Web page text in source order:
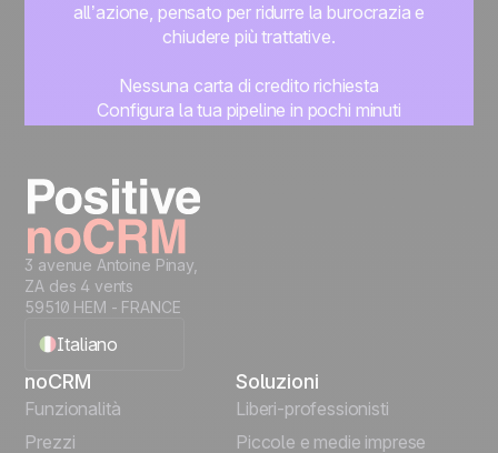
all’azione, pensato per ridurre la burocrazia e
chiudere più trattative.
Nessuna carta di credito richiesta
Configura la tua pipeline in pochi minuti
3 avenue Antoine Pinay,
ZA des 4 vents
59510 HEM - FRANCE
Italiano
English
noCRM
Funzionalità
Prezzi
Soluzioni
Liberi-professionisti
Piccole e medie imprese